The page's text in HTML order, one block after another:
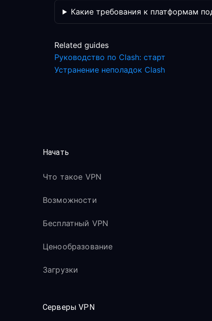
Какие требования к платформам
Related guides
Руководство по Clash: старт
Устранение неполадок Clash
Начать
Что такое VPN
Возможности
Бесплатный VPN
Ценообразование
Загрузки
Серверы VPN